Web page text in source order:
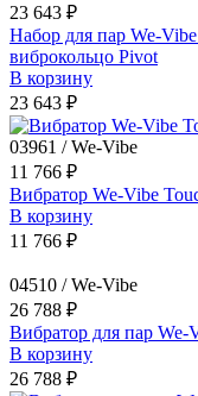
23 643 ₽
Набор для пар We-
виброкольцо Pivot
В корзину
23 643 ₽
03961 / We-Vibe
11 766 ₽
Вибратор We-Vibe
В корзину
11 766 ₽
04510 / We-Vibe
26 788 ₽
Вибратор для пар We-
В корзину
26 788 ₽